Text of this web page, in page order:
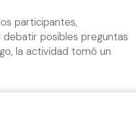
participantes,
posibles preguntas
la actividad tomó un